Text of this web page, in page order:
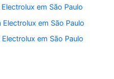
em São Paulo
em São Paulo
em São Paulo